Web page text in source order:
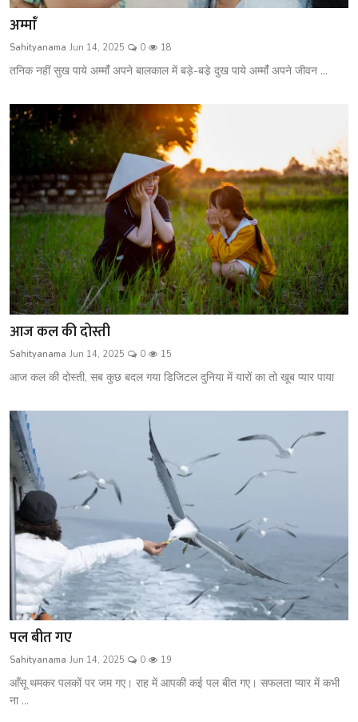
अम्मांँ
Sahityanama Jun 14, 2025 0 18
तनिक नहीं सुख पाये अम्मांँ अपने बालकाल में बड़े-बडे़ दुख पाये अम्मांँ अपने जीवन ...
आज कल की दोस्ती
Sahityanama Jun 14, 2025 0 15
आज कल की दोस्ती, सब कुछ बदल गया डिजिटल दुनिया में यारों का तो खूब प्यार पाया
पल बीत गए
Sahityanama Jun 14, 2025 0 19
आँसू थमकर पलकों पर जम गए। राह में आपकी कई पल बीत गए। सफलता प्यार में कभी
ना ...